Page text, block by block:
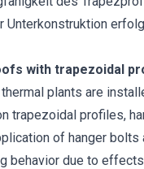
Unterkonstruktion
with trapezoidal
plants are
trapezoidal profiles,
of hanger bolts
behavior due to